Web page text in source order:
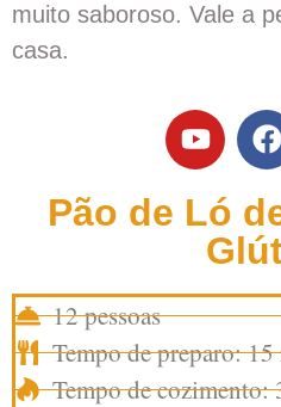
muito saboroso. Vale a
casa.
Pão de Ló
12 pessoas
Tempo de preparo:
Tempo de cozimento: